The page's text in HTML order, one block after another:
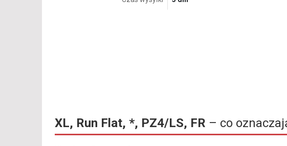
XL, Run Flat, *, PZ4/LS, FR – co